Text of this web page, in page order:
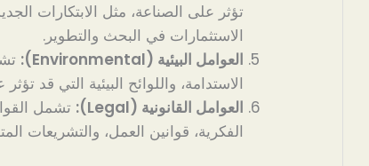
تؤثر على الصناعة، مثل الابتكارات
الاستثمارات في البحث والتطوير.
العوامل البيئية (Environmental):
الاستدامة، واللوائح البيئية التي قد
العوامل القانونية (Legal):
تشمل
الفكرية، قوانين العمل، والتشريعات